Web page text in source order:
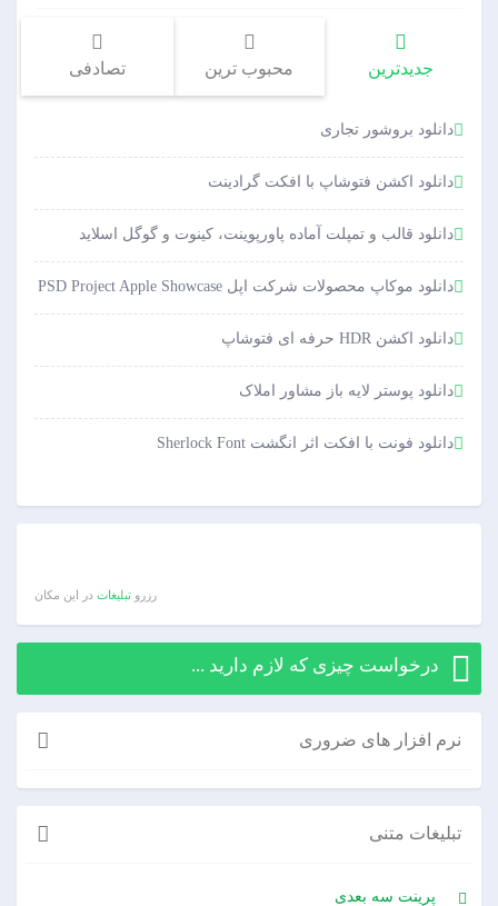
جدیدترین محبوب ترین تصادفی
دانلود بروشور تجاری
دانلود اکشن فتوشاپ با افکت گرادینت
دانلود قالب و تمپلت آماده پاورپوینت، کینوت و گوگل اسلاید
دانلود موکاپ محصولات شرکت اپل PSD Project Apple Showcase
دانلود اکشن HDR حرفه ای فتوشاپ
دانلود پوستر لایه باز مشاور املاک
دانلود فونت با افکت اثر انگشت Sherlock Font
رزرو تبلیغات در این مکان
درخواست چیزی که لازم دارید ...
نرم افزار های ضروری
تبلیغات متنی
پرینت سه بعدی